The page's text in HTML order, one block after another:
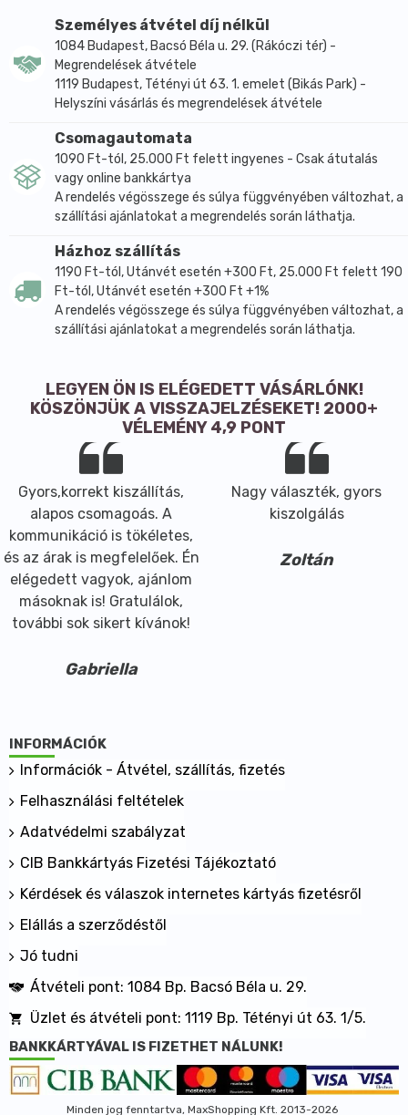
Személyes átvétel díj nélkül
1084 Budapest, Bacsó Béla u. 29. (Rákóczi tér) -
Megrendelések átvétele
1119 Budapest, Tétényi út 63. 1. emelet (Bikás Park) -
Helyszíni vásárlás és megrendelések átvétele
Csomagautomata
1090 Ft-tól, 25.000 Ft felett ingyenes - Csak átutalás
vagy online bankkártya
A rendelés végösszege és súlya függvényében változhat, a
szállítási ajánlatokat a megrendelés során láthatja.
Házhoz szállítás
1190 Ft-tól, Utánvét esetén +300 Ft, 25.000 Ft felett 190
Ft-tól, Utánvét esetén +300 Ft +1%
A rendelés végösszege és súlya függvényében változhat, a
szállítási ajánlatokat a megrendelés során láthatja.
LEGYEN ÖN IS ELÉGEDETT VÁSÁRLÓNK!
KÖSZÖNJÜK A VISSZAJELZÉSEKET! 2000+
VÉLEMÉNY 4,9 PONT
Gyors,korrekt kiszállítás,
alapos csomagoás. A
kommunikáció is tökéletes,
és az árak is megfelelőek. Én
elégedett vagyok, ajánlom
másoknak is! Gratulálok,
további sok sikert kívánok!
Gabriella
Nagy választék, gyors
kiszolgálás
Zoltán
INFORMÁCIÓK
Információk - Átvétel, szállítás, fizetés
Felhasználási feltételek
Adatvédelmi szabályzat
CIB Bankkártyás Fizetési Tájékoztató
Kérdések és válaszok internetes kártyás fizetésről
Elállás a szerződéstől
Jó tudni
Átvételi pont: 1084 Bp. Bacsó Béla u. 29.
Üzlet és átvételi pont: 1119 Bp. Tétényi út 63. 1/5.
BANKKÁRTYÁVAL IS FIZETHET NÁLUNK!
Minden jog fenntartva, MaxShopping Kft. 2013-2026